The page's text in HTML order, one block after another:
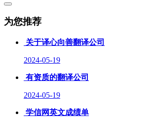
为您推荐
关于译心向善翻译公司
2024-05-19
有资质的翻译公司
2024-05-19
学信网英文成绩单